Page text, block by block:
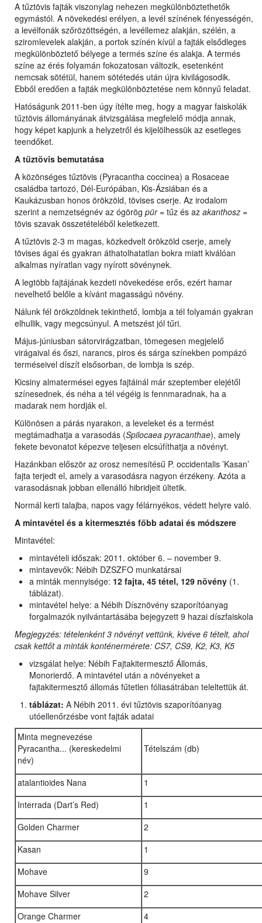
A tűztövis fajták viszonylag nehezen megkülönböztethetők
egymástól. A növekedési erélyen, a levél színének fényességén,
a levélfonák szőrözöttségén, a levéllemez alakján, szélén, a
sziromlevelek alakján, a portok színén kívül a fajták elsődleges
megkülönböztető bélyege a termés színe és alakja. A termés
színe az érés folyamán fokozatosan változik, esetenként
nemcsak sötétül, hanem sötétedés után újra kivilágosodik.
Ebből eredően a fajták megkülönböztetése nem könnyű feladat.
Hatóságunk 2011-ben úgy ítélte meg, hogy a magyar faiskolák
tűztövis állományának átvizsgálása megfelelő módja annak,
hogy képet kapjunk a helyzetről és kijelölhessük az esetleges
teendőket.
A tűztövis bemutatása
A közönséges tűztövis (Pyracantha coccinea) a Rosaceae
családba tartozó, Dél-Európában, Kis-Ázsiában és a
Kaukázusban honos örökzöld, tövises cserje. Az irodalom
szerint a nemzetségnév az ógörög pür= tűz és az akanthosz =
tövis szavak összetételéből keletkezett.
A tűztövis 2-3 m magas, közkedvelt örökzöld cserje, amely
tövises ágai és gyakran áthatolhatatlan bokra miatt kiválóan
alkalmas nyíratlan vagy nyírott sövénynek.
A legtöbb fajtájának kezdeti növekedése erős, ezért hamar
nevelhető belőle a kívánt magasságú növény.
Nálunk fél örökzöldnek tekinthető, lombja a tél folyamán gyakran
elhullik, vagy megcsúnyul. A metszést jól tűri.
Május-júniusban sátorvirágzatban, tömegesen megjelelő
virágaival és őszi, narancs, piros és sárga színekben pompázó
terméseivel díszít elsősorban, de lombja is szép.
Kicsiny almatermései egyes fajtáinál már szeptember elejétől
színesednek, és néha a tél végéig is fennmaradnak, ha a
madarak nem hordják el.
Különösen a párás nyarakon, a leveleket és a termést
megtámadhatja a varasodás (Spilocaea pyracanthae), amely
fekete bevonatot képezve teljesen elcsúfíthatja a növényt.
Hazánkban először az orosz nemesítésű P. occidentalis ’Kasan’
fajta terjedt el, amely a varasodásra nagyon érzékeny. Azóta a
varasodásnak jobban ellenálló hibridjeit ültetik.
Normál kerti talajba, napos vagy félárnyékos, védett helyre való.
A mintavétel és a kitermesztés főbb adatai és módszere
Mintavétel:
mintavételi időszak: 2011. október 6. – november 9.
mintavevők: Nébih DZSZFO munkatársai
a minták mennyisége: 12 fajta, 45 tétel, 129 növény (1.
táblázat).
mintavétel helye: a Nébih Dísznövény szaporítóanyag
forgalmazók nyilvántartásába bejegyzett 9 hazai díszfaiskola
Megjegyzés: tételenként 3 növényt vettünk, kivéve 6 tételt, ahol
csak kettőt a minták konténermérete: CS7, CS9, K2, K3, K5
vizsgálat helye: Nébih Fajtakitermesztő Állomás,
Monorierdő. A mintavétel után a növényeket a
fajtakitermesztő állomás fűtetlen fóliasátrában teleltettük át.
táblázat: A Nébih 2011. évi tűztövis szaporítóanyag
utóellenőrzésbe vont fajták adatai
Minta megnevezése
Pyracantha... (kereskedelmi
név)
Tételszám (db)
atalantioides Nana
1
Interrada (Dart’s Red)
1
Golden Charmer
2
Kasan
1
Mohave
9
Mohave Silver
2
Orange Charmer
4